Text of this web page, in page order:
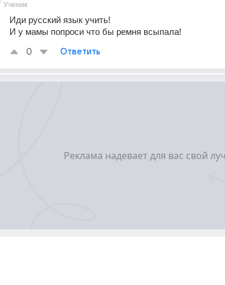
Ученик
Иди русский язык учить!
И у мамы попроси что бы ремня всыпала!
0 Ответить